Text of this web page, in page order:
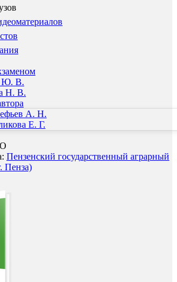
Ю. В.
Н. В.
А. Н.
Е. Г.
Пензенский государственный аграрный
Пенза)